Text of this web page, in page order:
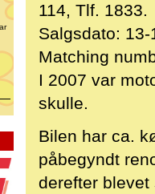
114, Tlf. 1833.
Salgsdato:
Matching
I 2007 var
skulle.
Bilen har ca.
påbegyndt
derefter